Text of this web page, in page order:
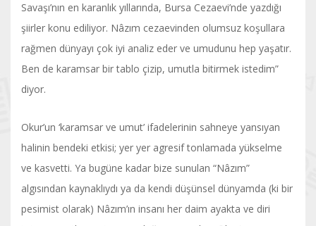
Savaşı’nın en karanlık yıllarında, Bursa Cezaevi’nde yazdığı
şiirler konu ediliyor. Nâzım cezaevinden olumsuz koşullara
rağmen dünyayı çok iyi analiz eder ve umudunu hep yaşatır.
Ben de karamsar bir tablo çizip, umutla bitirmek istedim”
diyor.
Okur’un ‘karamsar ve umut’ ifadelerinin sahneye yansıyan
halinin bendeki etkisi; yer yer agresif tonlamada yükselme
ve kasvetti. Ya bugüne kadar bize sunulan “Nâzım”
algısından kaynaklıydı ya da kendi düşünsel dünyamda (ki bir
pesimist olarak) Nâzım’ın insanı her daim ayakta ve diri